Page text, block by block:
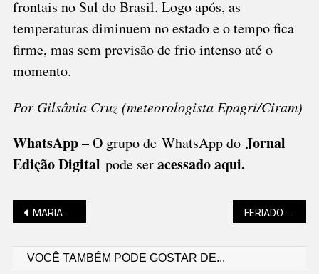
frontais no Sul do Brasil. Logo após, as
temperaturas diminuem no estado e o tempo fica
firme, mas sem previsão de frio intenso até o
momento.
Por Gilsânia Cruz (meteorologista Epagri/Ciram)
WhatsApp– O grupo de WhatsApp do Jornal
Edição Digital pode seracessado aqui.
Navegação
MARIANO SOLTYS: O PROFESSOR É UM HERÓI, NINGUÉM PODE NEGAR
VOCÊ TAMBÉM PODE GOSTAR DE...